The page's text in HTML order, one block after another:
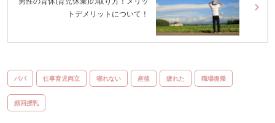
トデメリットについて！
パパ 仕事育児両立 寝れない 産後 疲れた 職場復帰
頻回授乳